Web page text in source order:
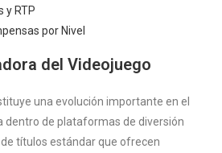
y RTP
por Nivel
del Videojuego
una evolución importante en el
dentro de plataformas de diversión
títulos estándar que ofrecen